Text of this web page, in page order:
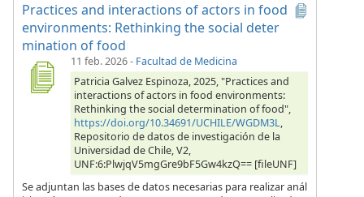
Practices and interactions of actors in food
environments: Rethinking the social deter
mination of food
11 feb. 2026- Facultad de Medicina
Patricia Galvez Espinoza, 2025, "Practices and
interactions of actors in food environments:
Rethinking the social determination of food",
https://doi.org/10.34691/UCHILE/WGDM3L,
Repositorio de datos de investigación de la
Universidad de Chile, V2,
UNF:6:PlwjqV5mgGre9bF5Gw4kzQ== [fileUNF]
Se adjuntan las bases de datos necesarias para realizar anál